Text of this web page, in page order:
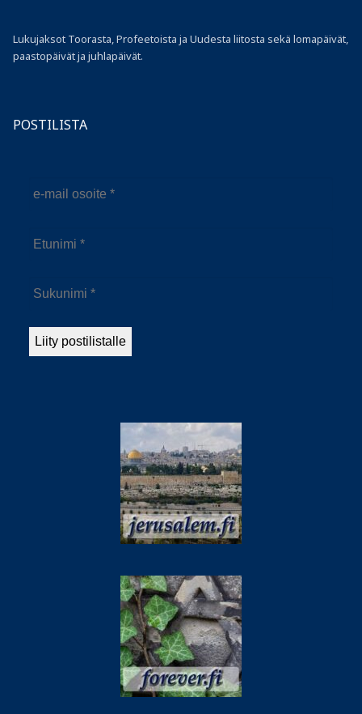
Lukujaksot Toorasta, Profeetoista ja Uudesta liitosta sekä lomapäivät,
paastopäivät ja juhlapäivät.
POSTILISTA